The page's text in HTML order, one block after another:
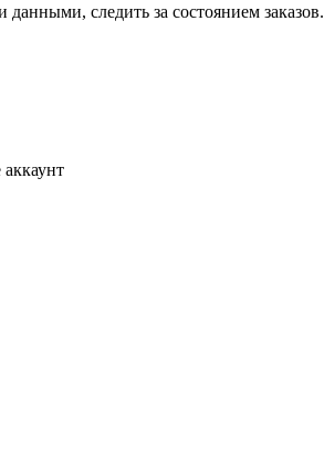
следить за состоянием заказов.